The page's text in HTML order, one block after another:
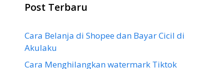
Post Terbaru
Cara Belanja di Shopee dan Bayar Cicil di
Akulaku
Cara Menghilangkan watermark Tiktok